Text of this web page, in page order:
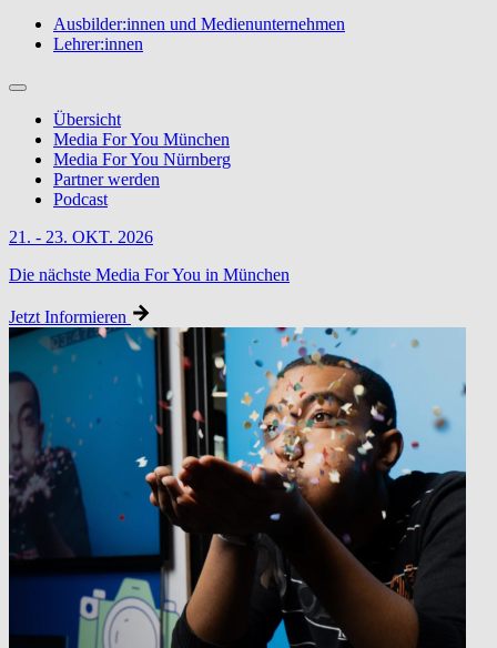
Ausbilder:innen und Medienunternehmen
Lehrer:innen
Übersicht
Media For You München
Media For You Nürnberg
Partner werden
Podcast
21. - 23. OKT. 2026
Die nächste Media For You in München
Jetzt Informieren